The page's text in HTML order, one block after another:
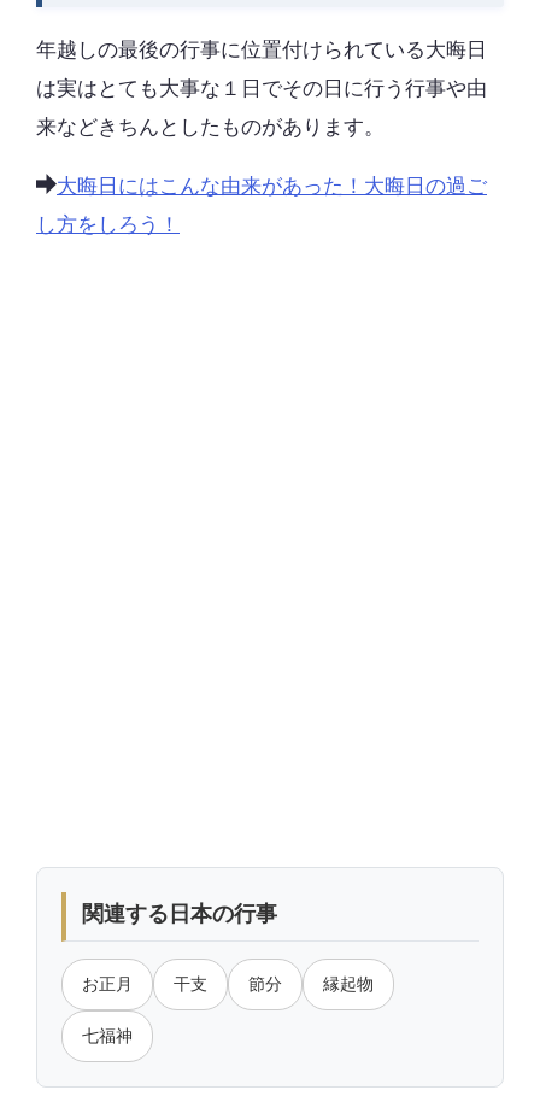
年越しの最後の行事に位置付けられている大晦日
は実はとても大事な１日でその日に行う行事や由
来などきちんとしたものがあります。
大晦日にはこんな由来があった！大晦日の過ご
し方をしろう！
関連する日本の行事
お正月 干支 節分 縁起物
七福神